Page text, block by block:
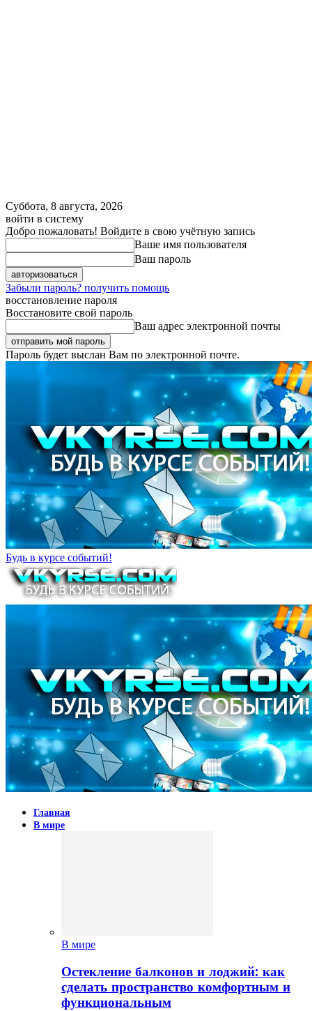
Суббота, 8 августа, 2026
войти в систему
Добро пожаловать! Войдите в свою учётную запись
Ваше имя пользователя
Ваш пароль
Забыли пароль? получить помощь
восстановление пароля
Восстановите свой пароль
Ваш адрес электронной почты
Пароль будет выслан Вам по электронной почте.
Будь в курсе событий!
Главная
В мире
В мире
Остекление балконов и лоджий: как
сделать пространство комфортным и
функциональным